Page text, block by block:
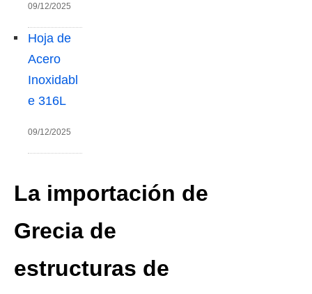
09/12/2025
Hoja de
Acero
Inoxidabl
e 316L
09/12/2025
La importación de
Grecia de
estructuras de